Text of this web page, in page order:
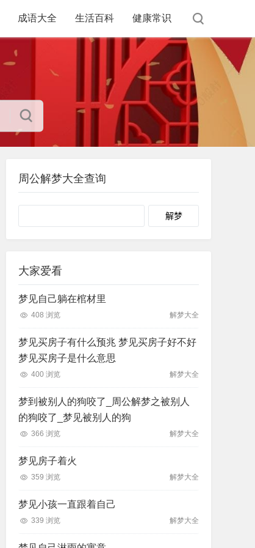
成语大全 生活百科 健康常识
周公解梦大全查询
Search
大家爱看
梦见自己躺在棺材里
408 浏览 解梦大全
梦见买房子有什么预兆 梦见买房子好不好
梦见买房子是什么意思
400 浏览 解梦大全
梦到被别人的狗咬了_周公解梦之被别人
的狗咬了_梦见被别人的狗
366 浏览 解梦大全
梦见房子着火
359 浏览 解梦大全
梦见小孩一直跟着自己
339 浏览 解梦大全